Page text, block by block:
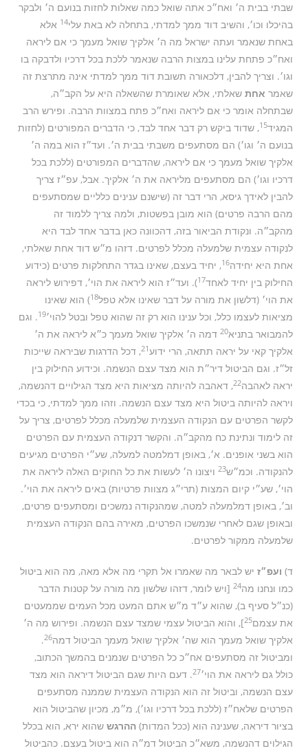
שבתי בבית ה׳ ואח״כ אתה שואל כמה שאלות לחזות בנועם ה׳ ולבקר
בהיכלו וכו׳, והשיב דוד ממך למדתי, בתחלה לא באת עלי14 אלא
באחת שנאמר ועתה ישראל מה ה׳ אלקיך שואל מעמך כי אם ליראה
ואח״כ פתחת עלינו במצות הרבה שנאמר ללכת בכל דרכיו ולדבקה בו
וגו׳. וצריך להבין, דלכאורה תשובת דוד ממך למדתי אינה מתרצת זה
שאמר אחת שאלתי, אלא שאומרת שהשאלה היא על הקב״ה,
שבתחלה אומר כי אם ליראה ואח״כ פתח במצוות הרבה. ופירש הרב
המגיד15, שדוד ביקש רק דבר אחד לבד, כי הדברים המפורטים (לחזות
בנועם ה׳ וגו׳) הם מסתעפים משבתי בבית ה׳. ועד״ז הוא במה ה׳
אלקיך שואל מעמך כי אם ליראה, שהדברים המפורטים (ללכת בכל
דרכיו וגו׳) הם מסתעפים מליראה את ה׳ אלקיך. אבל, עפ״ז צריך
להבין לאידך גיסא, הרי דבר זה (שישנם ענינים כלליים שמסתעפים
מהם הרבה פרטים) הוא מובן בפשטות, ולמה צריך ללמוד זה
מהקב״ה. ונקודת הביאור בזה, דהכוונה כאן בדבר אחד לבד היא
לנקודה עצמית שלמעלה מכלל לפרטים. דזהו מ״ש דוד אחת שאלתי,
אחת היא יחידה16, יחיד בעצם, שאינו בגדר התחלקות פרטים (כידוע
החילוק בין יחיד לאחד17). ועד״ז הוא ליראה את הוי׳, דפירוש ליראה
את הוי׳ (דלשון את מורה על דבר שאינו אלא טפל18) הוא שאינו
מציאות לעצמו כלל, וכל ענינו הוא רק זה שהוא טפל ובטל להוי׳19. וגם
להמבואר בתניא20 דמה ה׳ אלקיך שואל מעמך כ״א ליראה את ה׳
אלקיך קאי על יראה תתאה, הרי ידוע21, דכל הדרגות שביראה שייכות
זל״ז. וגם הביטול דיר״ת הוא מצד עצם הנשמה. וכידוע החילוק בין
יראה לאהבה22, דאהבה להיותה מציאות היא מצד הגילויים דהנשמה,
ויראה להיותה ביטול היא מצד עצם הנשמה. וזהו ממך למדתי, כי בכדי
לקשר הפרטים עם הנקודה העצמית שלמעלה מכלל לפרטים, צריך על
זה לימוד ונתינת כח מהקב״ה. והקשר דנקודה העצמית עם הפרטים
הוא בשני אופנים. א׳, באופן דמלמטה למעלה, שע״י הפרטים מגיעים
להנקודה. וכמ״ש23 ויצונו ה׳ לעשות את כל החוקים האלה ליראה את
הוי׳, שע״י קיום המצות (תרי״ג מצוות פרטיות) באים ליראה את הוי׳.
וב׳, באופן דמלמעלה למטה, שמהנקודה נמשכים ומסתעפים פרטים,
ובאופן שגם לאחרי שנמשכו הפרטים, מאירה בהם הנקודה העצמית
שלמעלה ממקור לפרטים.
ד) ועפ״ז יש לבאר מה שאמרו אל תקרי מה אלא מאה, מה הוא ביטול
כמו ונחנו מה24 [ויש לומר, דזהו שלשון מה מורה על קטנות הדבר
(כנ״ל סעיף ב), שהוא ע״ד מ״ש אתם המעט מכל העמים שממעטים
את עצמם25], והוא הביטול עצמי שמצד עצם הנשמה. ופירוש מה ה׳
אלקיך שואל מעמך הוא שה׳ אלקיך שואל מעמך הביטול דמה26
.
ומביטול זה מסתעפים אח״כ כל הפרטים שנמנים בהמשך הכתוב,
כולל גם ליראה את הוי׳27. דעם היות שגם הביטול דיראה הוא מצד
עצם הנשמה, וביטול זה הוא הנקודה העצמית שממנה מסתעפים
הפרטים שלאח״ז (ללכת בכל דרכיו וגו׳), מ״מ, מכיון שהביטול הוא
בציור דיראה, שענינה הוא (ככל המדות)ההרגששהוא ירא, הוא בכלל
הגילוים דהנשמה, משא״כ הביטול דמ״ה הוא ביטול בעצם. כהביטול